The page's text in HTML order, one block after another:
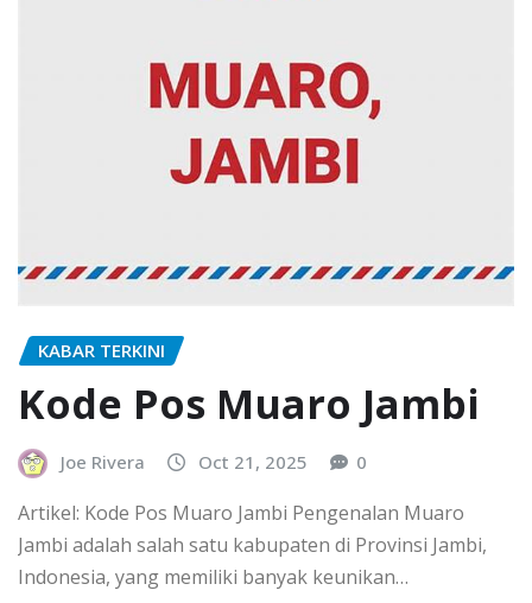
KABAR TERKINI
Kode Pos Muaro Jambi
Joe Rivera Oct 21, 2025 0
Artikel: Kode Pos Muaro Jambi Pengenalan Muaro
Jambi adalah salah satu kabupaten di Provinsi Jambi,
Indonesia, yang memiliki banyak keunikan…